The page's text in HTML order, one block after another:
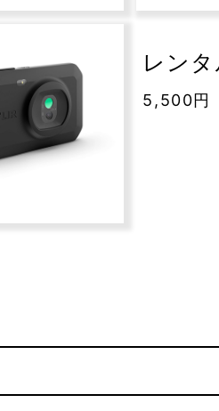
レン
5,500円